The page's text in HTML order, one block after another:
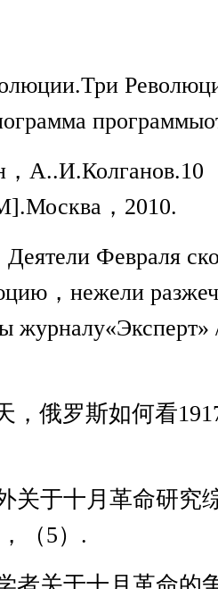
.Три
，А..И.Колганов.10
Москва， 2010.
Февраля
，нежели
журналу«Эксперт»
，俄罗斯如何看
关于十月革命研究
，（5） .